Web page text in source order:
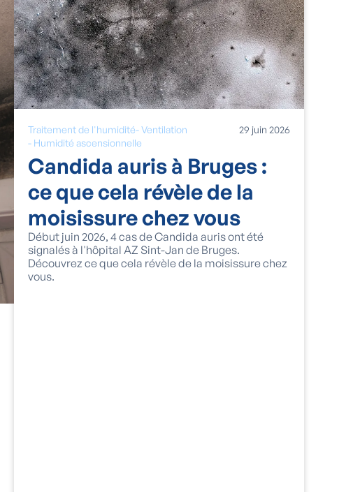
Traitement de l'humidité-Ventilation
- Humidité ascensionnelle
29 juin 2026
Candida auris à Bruges :
ce que cela révèle de la
moisissure chez vous
Début juin 2026, 4 cas de Candida auris ont été
signalés à l'hôpital AZ Sint-Jan de Bruges.
Découvrez ce que cela révèle de la moisissure chez
vous.